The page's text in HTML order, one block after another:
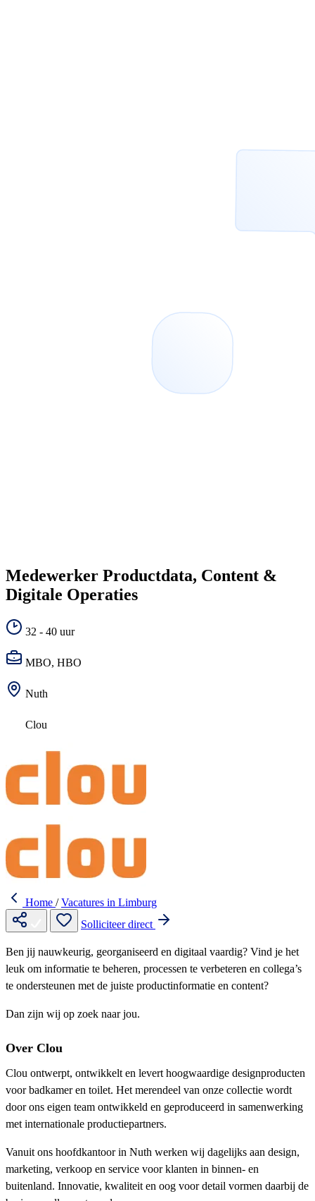
Medewerker Productdata, Content &
Digitale Operaties
32 - 40 uur
MBO, HBO
Nuth
Clou
Home / Vacatures in Limburg
Solliciteer direct
Ben jij nauwkeurig, georganiseerd en digitaal vaardig? Vind je het
leuk om informatie te beheren, processen te verbeteren en collega’s
te ondersteunen met de juiste productinformatie en content?
Dan zijn wij op zoek naar jou.
Over Clou
Clou ontwerpt, ontwikkelt en levert hoogwaardige designproducten
voor badkamer en toilet. Het merendeel van onze collectie wordt
door ons eigen team ontwikkeld en geproduceerd in samenwerking
met internationale productiepartners.
Vanuit ons hoofdkantoor in Nuth werken wij dagelijks aan design,
marketing, verkoop en service voor klanten in binnen- en
buitenland. Innovatie, kwaliteit en oog voor detail vormen daarbij de